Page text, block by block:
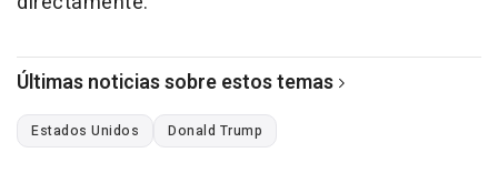
Últimas noticias sobre estos temas
Estados Unidos Donald Trump